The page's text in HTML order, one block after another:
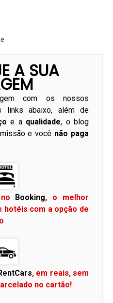
A SUA
com os nossos
links abaixo, além de
e a qualidade, o blog
e você não paga
Booking, o melhor
com a opção de
, em reais, sem
no cartão!